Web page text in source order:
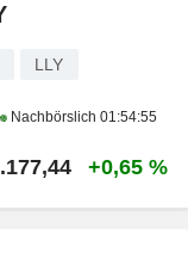
LLY
Nachbörslich 01:54:55
+0,65 %